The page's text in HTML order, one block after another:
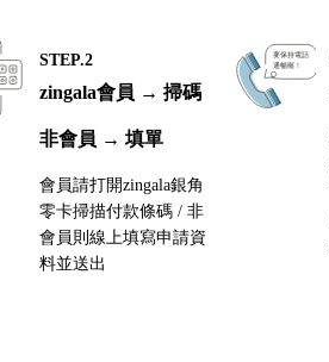
STEP.2
zingala會員 → 掃碼
非會員 → 填單
會員請打開zingala銀角
零卡掃描付款條碼 / 非
會員則線上填寫申請資
料並送出